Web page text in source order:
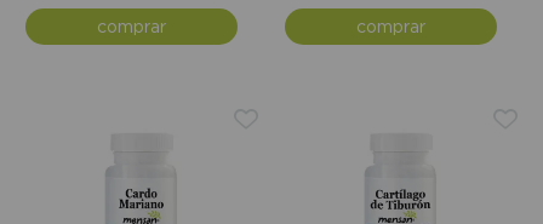
comprar comprar